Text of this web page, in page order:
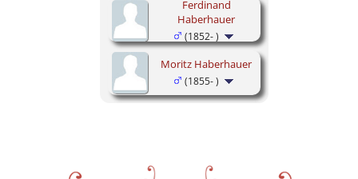
Ferdinand
Haberhauer
(1852- )
Moritz Haberhauer
(1855- )